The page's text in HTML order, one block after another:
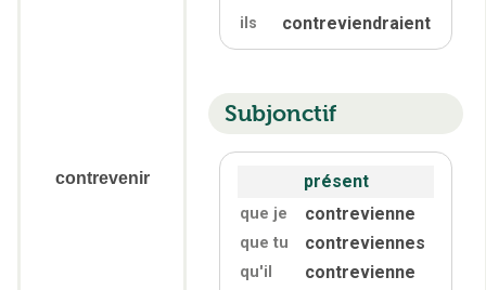
contrevenir
ils contreviendraient
Subjonctif
présent
que je contrevienne
que tu contreviennes
qu'il contrevienne